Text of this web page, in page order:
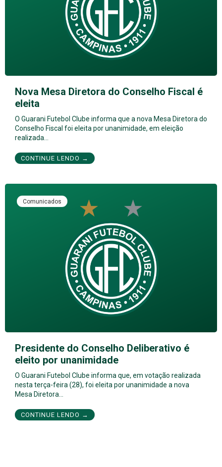
Nova Mesa Diretora do Conselho Fiscal é
eleita
O Guarani Futebol Clube informa que a nova Mesa Diretora do
Conselho Fiscal foi eleita por unanimidade, em eleição
realizada…
CONTINUE LENDO →
Comunicados
Presidente do Conselho Deliberativo é
eleito por unanimidade
O Guarani Futebol Clube informa que, em votação realizada
nesta terça-feira (28), foi eleita por unanimidade a nova
Mesa Diretora…
CONTINUE LENDO →